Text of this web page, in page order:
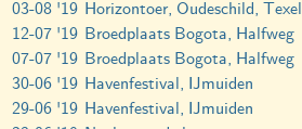
03-08 '19 Horizontoer, Oudeschild, Texel
12-07 '19 Broedplaats Bogota, Halfweg
07-07 '19 Broedplaats Bogota, Halfweg
30-06 '19 Havenfestival, IJmuiden
29-06 '19 Havenfestival, IJmuiden